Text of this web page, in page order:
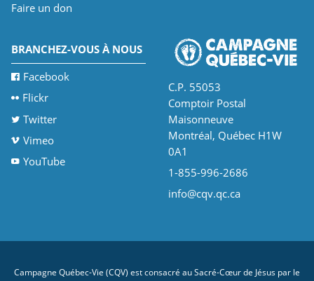
Faire un don
BRANCHEZ-VOUS À NOUS
Facebook
Flickr
Twitter
Vimeo
YouTube
C.P. 55053
Comptoir Postal
Maisonneuve
Montréal, Québec H1W
0A1
1-855-996-2686
info@cqv.qc.ca
Campagne Québec-Vie (CQV) est consacré au Sacré-Cœur de Jésus par le